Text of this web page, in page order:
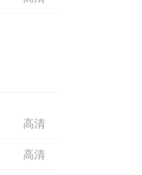
高清
高清